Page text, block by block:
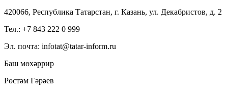
420066, Республика Татарстан, г. Казань, ул. Декабристов, д. 2
Тел.: +7 843 222 0 999
Эл. почта: infotat@tatar-inform.ru
Баш мөхәррир
Рөстәм Гәрәев